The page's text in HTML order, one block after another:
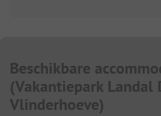
Beschikbare
(Vakantiepark Landal
Vlinderhoeve)